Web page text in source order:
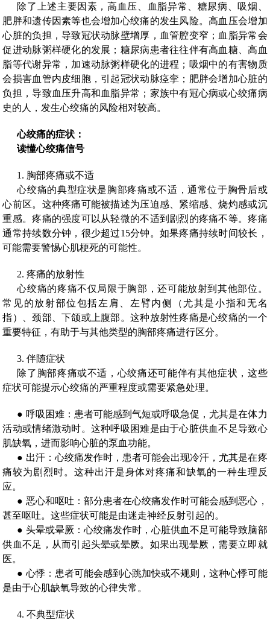
除了上述主要因素，高血压、血脂异常、糖尿病、吸烟、
肥胖和遗传因素等也会增加心绞痛的发生风险。高血压会增加
心脏的负担，导致冠状动脉壁增厚，血管腔变窄；血脂异常会
促进动脉粥样硬化的发展；糖尿病患者往往伴有高血糖、高血
脂等代谢异常，加速动脉粥样硬化的进程；吸烟中的有害物质
会损害血管内皮细胞，引起冠状动脉痉挛；肥胖会增加心脏的
负担，导致血压升高和血脂异常；家族中有冠心病或心绞痛病
史的人，发生心绞痛的风险相对较高。
心绞痛的症状：
读懂心绞痛信号
1. 胸部疼痛或不适
心绞痛的典型症状是胸部疼痛或不适，通常位于胸骨后或
心前区。这种疼痛可能被描述为压迫感、紧缩感、烧灼感或沉
重感。疼痛的强度可以从轻微的不适到剧烈的疼痛不等。疼痛
通常持续数分钟，很少超过15分钟。如果疼痛持续时间较长，
可能需要警惕心肌梗死的可能性。
2. 疼痛的放射性
心绞痛的疼痛不仅局限于胸部，还可能放射到其他部位。
常见的放射部位包括左肩、左臂内侧（尤其是小指和无名
指）、颈部、下颌或上腹部。这种放射性疼痛是心绞痛的一个
重要特征，有助于与其他类型的胸部疼痛进行区分。
3. 伴随症状
除了胸部疼痛或不适，心绞痛还可能伴有其他症状，这些
症状可能提示心绞痛的严重程度或需要紧急处理。
● 呼吸困难：患者可能感到气短或呼吸急促，尤其是在体力
活动或情绪激动时。这种呼吸困难是由于心脏供血不足导致心
肌缺氧，进而影响心脏的泵血功能。
● 出汗：心绞痛发作时，患者可能会出现冷汗，尤其是在疼
痛较为剧烈时。这种出汗是身体对疼痛和缺氧的一种生理反
应。
● 恶心和呕吐：部分患者在心绞痛发作时可能会感到恶心，
甚至呕吐。这些症状可能是由迷走神经反射引起的。
● 头晕或晕厥：心绞痛发作时，心脏供血不足可能导致脑部
供血不足，从而引起头晕或晕厥。如果出现晕厥，需要立即就
医。
● 心悸：患者可能会感到心跳加快或不规则，这种心悸可能
是由于心肌缺氧导致的心律失常。
4. 不典型症状